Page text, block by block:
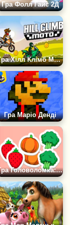
Гра Фолл Гайс 2Д
Гра Хілл Клімб Мото 2Д
Гра Маріо Денді
Гра Головоломка: Парні З'єднання 2Д